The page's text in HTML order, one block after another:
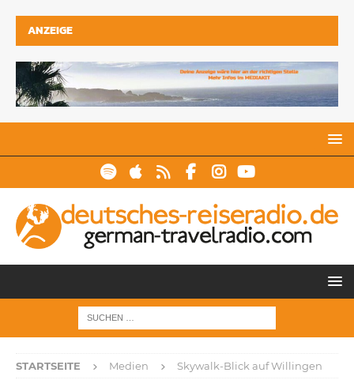
ANZEIGE
STARTSEITE Medien Skywalk-Blick auf Willingen